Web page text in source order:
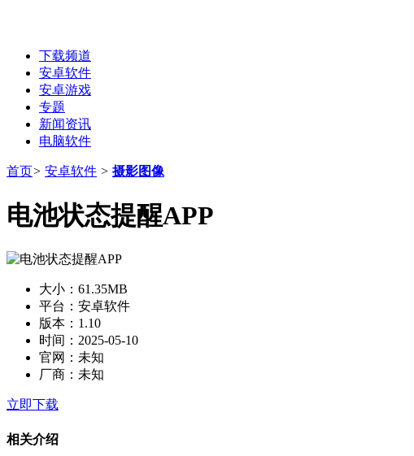
下载频道
安卓软件
安卓游戏
专题
新闻资讯
电脑软件
首页> 安卓软件 > 摄影图像
电池状态提醒APP
大小： 61.35MB
平台： 安卓软件
版本： 1.10
时间： 2025-05-10
官网： 未知
厂商： 未知
立即下载
相关介绍